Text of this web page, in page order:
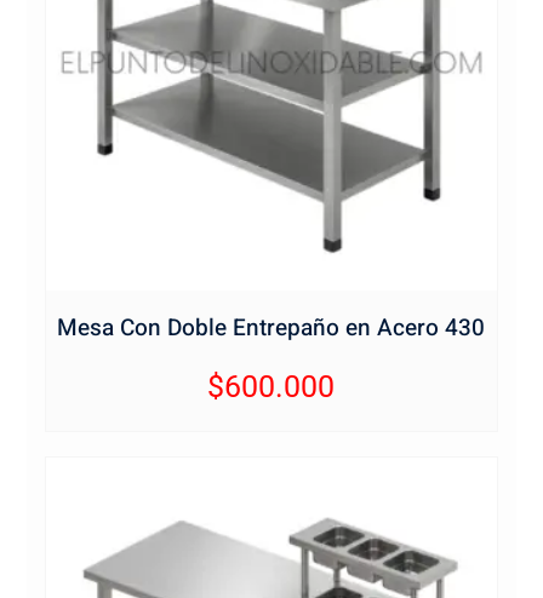
Mesa Con Doble Entrepaño en Acero 430
$600.000